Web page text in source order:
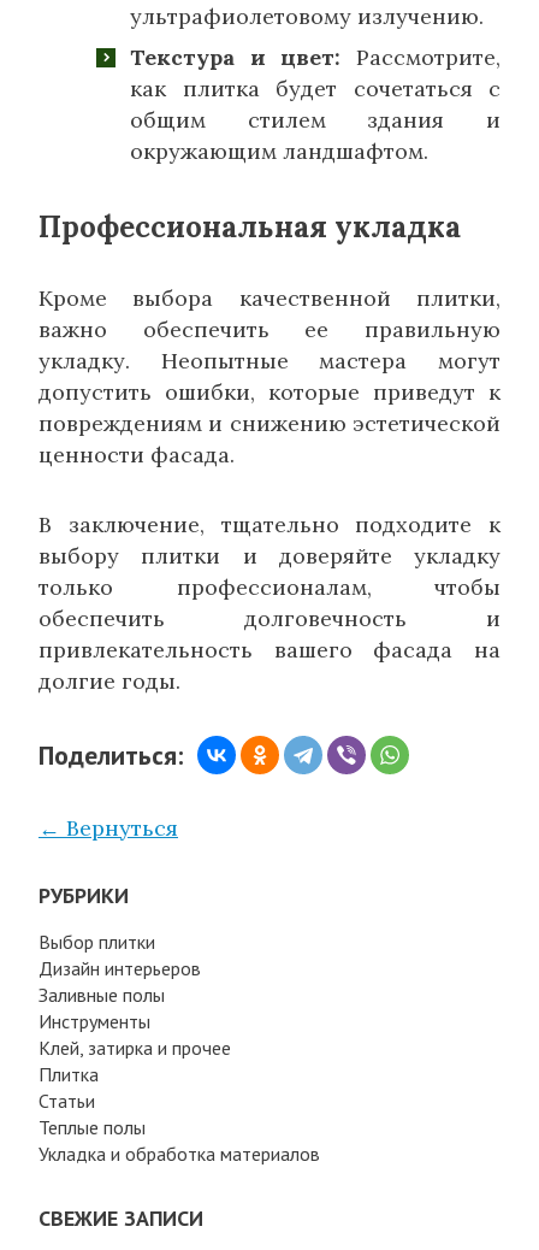
ультрафиолетовому излучению.
Текстура и цвет: Рассмотрите,
как плитка будет сочетаться с
общим стилем здания и
окружающим ландшафтом.
Профессиональная укладка
Кроме выбора качественной плитки,
важно обеспечить ее правильную
укладку. Неопытные мастера могут
допустить ошибки, которые приведут к
повреждениям и снижению эстетической
ценности фасада.
В заключение, тщательно подходите к
выбору плитки и доверяйте укладку
только профессионалам, чтобы
обеспечить долговечность и
привлекательность вашего фасада на
долгие годы.
Поделиться:
← Вернуться
РУБРИКИ
Выбор плитки
Дизайн интерьеров
Заливные полы
Инструменты
Клей, затирка и прочее
Плитка
Статьи
Теплые полы
Укладка и обработка материалов
СВЕЖИЕ ЗАПИСИ